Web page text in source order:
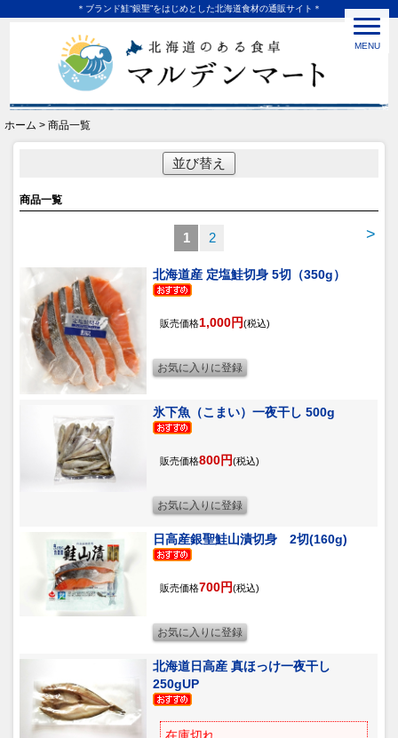
＊ブランド鮭“銀聖”をはじめとした北海道食材の通販サイト＊
MENU
ホーム > 商品一覧
並び替え
商品一覧
>
1 2
北海道産 定塩鮭切身 5切（350g）
販売価格1,000円(税込)
氷下魚（こまい）一夜干し 500g
販売価格800円(税込)
日高産銀聖鮭山漬切身 2切(160g)
販売価格700円(税込)
北海道日高産 真ほっけ一夜干し
250gUP
在庫切れ